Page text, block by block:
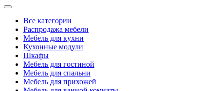
Все категории
Распродажа мебели
Мебель для кухни
Кухонные модули
Шкафы
Мебель для гостиной
Мебель для спальни
Мебель для прихожей